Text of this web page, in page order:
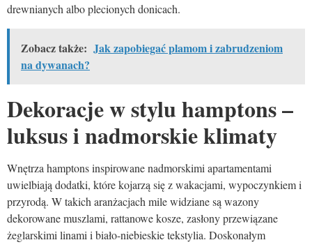
drewnianych albo plecionych donicach.
Zobacz także: Jak zapobiegać plamom i zabrudzeniom
na dywanach?
Dekoracje w stylu hamptons –
luksus i nadmorskie klimaty
Wnętrza hamptons inspirowane nadmorskimi apartamentami
uwielbiają dodatki, które kojarzą się z wakacjami, wypoczynkiem i
przyrodą. W takich aranżacjach mile widziane są wazony
dekorowane muszlami, rattanowe kosze, zasłony przewiązane
żeglarskimi linami i biało-niebieskie tekstylia. Doskonałym